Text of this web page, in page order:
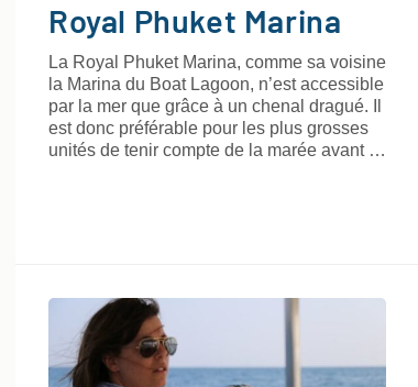
Royal Phuket Marina
La Royal Phuket Marina, comme sa voisine
la Marina du Boat Lagoon, n’est accessible
par la mer que grâce à un chenal dragué. Il
est donc préférable pour les plus grosses
unités de tenir compte de la marée avant …